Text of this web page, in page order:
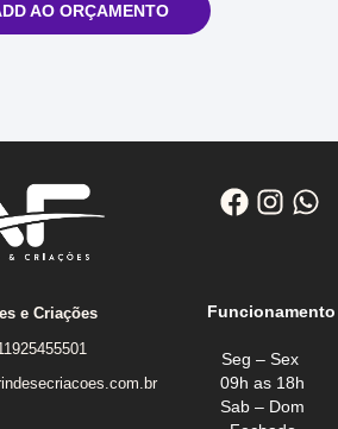
AO ORÇAMENTO
e Criações
Funcionamento
Seg – Sex
09h as 18h
Sab – Dom